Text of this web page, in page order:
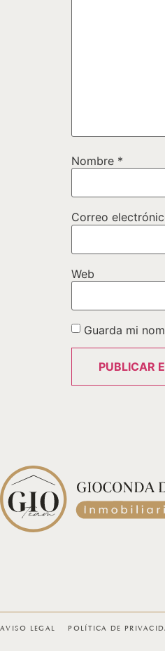
Nombre *
Correo
Web
Guarda mi
AVISO LEGAL POLÍTICA DE